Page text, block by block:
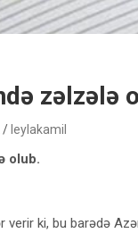
zəlzələ
leylakamil
olub.
verir ki, bu barədə